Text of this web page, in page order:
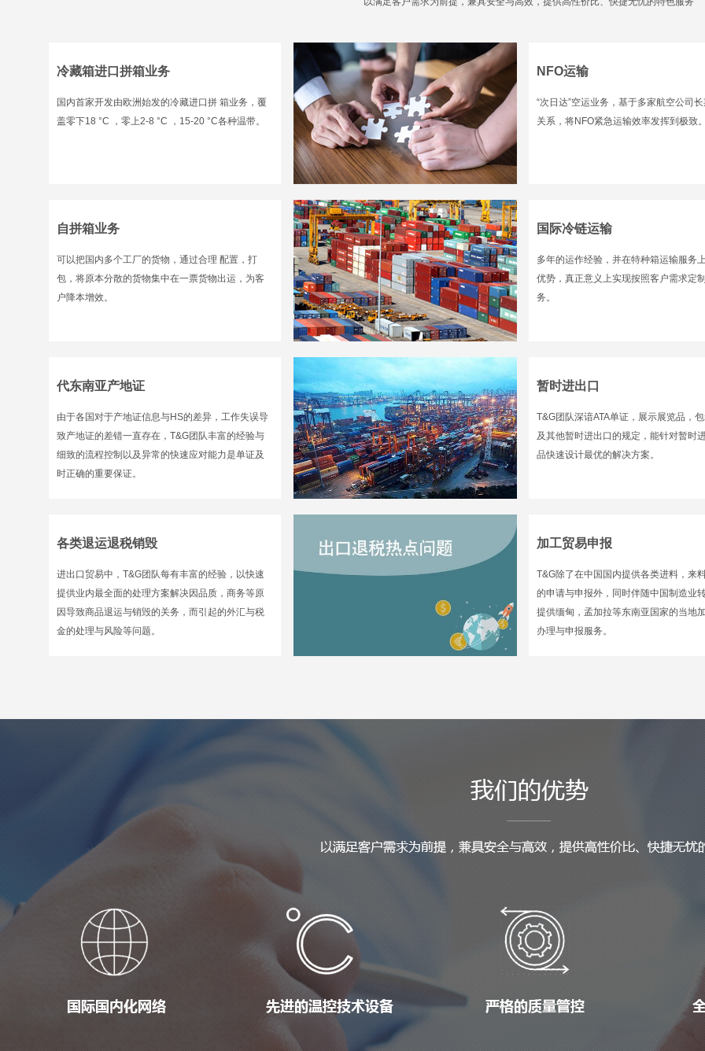
冷藏箱进口拼箱业务
国内首家开发由欧洲始发的冷藏进口拼 箱业务，覆
盖零下18 °C ，零上2-8 °C ，15-20 °C各种温带。
NFO运输
“次日达”空运业务，基于多家航空公司
关系，将NFO紧急运输效率发挥到极致
自拼箱业务
可以把国内多个工厂的货物，通过合理 配置，打
包，将原本分散的货物集中在一票货物出运，为客
户降本增效。
国际冷链运输
多年的运作经验，并在特种箱运输服务
优势，真正意义上实现按照客户需求定
务。
代东南亚产地证
由于各国对于产地证信息与HS的差异，工作失误导
致产地证的差错一直存在，T&G团队丰富的经验与
细致的流程控制以及异常的快速应对能力是单证及
时正确的重要保证。
暂时进出口
T&G团队深谙ATA单证，展示展览品，
及其他暂时进出口的规定，能针对暂时
品快速设计最优的解决方案。
各类退运退税销毁
进出口贸易中，T&G团队每有丰富的经验，以快速
提供业内最全面的处理方案解决因品质，商务等原
因导致商品退运与销毁的关务，而引起的外汇与税
金的处理与风险等问题。
加工贸易申报
T&G除了在中国国内提供各类进料，来
的申请与申报外，同时伴随中国制造业
提供缅甸，孟加拉等东南亚国家的当地
办理与申报服务。